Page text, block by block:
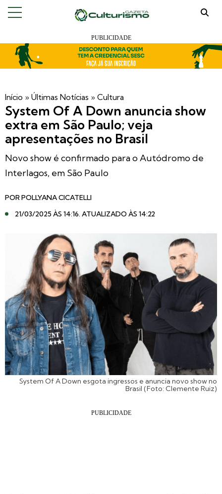
Início » Últimas Notícias » Cultura
System Of A Down anuncia show
extra em São Paulo; veja
apresentações no Brasil
Novo show é confirmado para o Autódromo de
Interlagos, em São Paulo
PORPOLLYANA CICATELLI
21/03/2025 ÀS 14:16. ATUALIZADO ÀS 14:22
System Of A Down esgota ingressos e anuncia novo show no
Brasil (Foto: Clemente Ruiz)